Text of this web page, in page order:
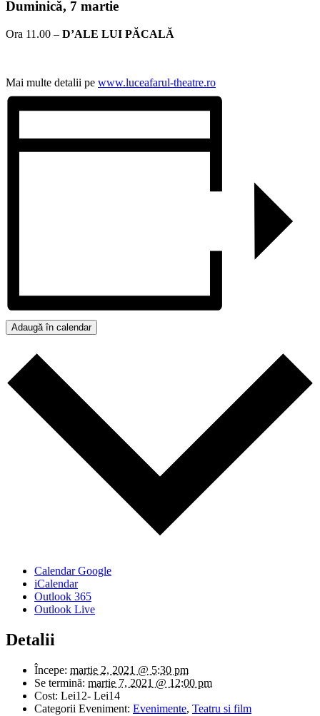
Duminică, 7 martie
Ora 11.00 – D’ALE LUI PĂCALĂ
Mai multe detalii pe www.luceafarul-theatre.ro
Adaugă în calendar
Calendar Google
iCalendar
Outlook 365
Outlook Live
Detalii
Începe: martie 2, 2021 @ 5:30 pm
Se termină: martie 7, 2021 @ 12:00 pm
Cost: Lei12- Lei14
Categorii Eveniment: Evenimente, Teatru si film